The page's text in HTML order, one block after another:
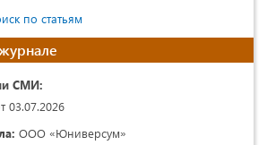
по статьям
СМИ:
ООО «Юниверсум»